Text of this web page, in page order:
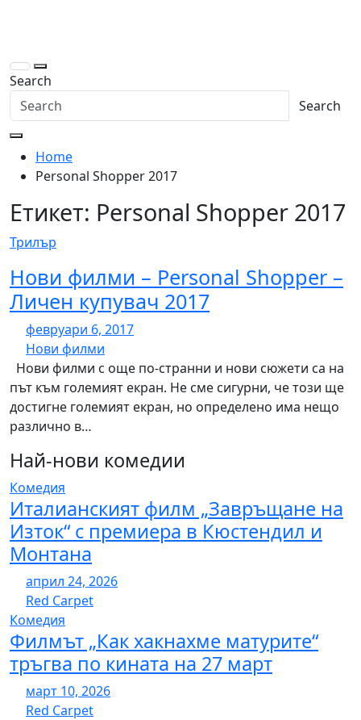
Search
Search
Home
Personal Shopper 2017
Етикет: Personal Shopper 2017
Трилър
Нови филми – Personal Shopper –
Личен купувач 2017
февруари 6, 2017
Нови филми
Нови филми с още по-странни и нови сюжети са на
път към големият екран. Не сме сигурни, че този ще
достигне големият екран, но определено има нещо
различно в…
Най-нови комедии
Комедия
Италианският филм „Завръщане на
Изток“ с премиера в Кюстендил и
Монтана
април 24, 2026
Red Carpet
Комедия
Филмът „Как хакнахме матурите“
тръгва по кината на 27 март
март 10, 2026
Red Carpet